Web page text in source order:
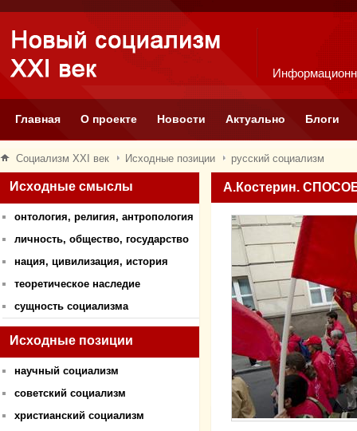
Главная О проекте Новости Актуально Блоги
Социализм XXI век Исходные позиции русский социализм
Исходные смыслы
онтология, религия, антропология
личность, общество, государство
нация, цивилизация, история
теоретическое наследие
сущность социализма
Исходные позиции
научный социализм
советский социализм
христианский социализм
А.Костерин.